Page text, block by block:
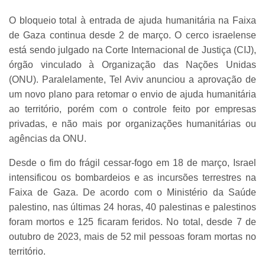
O bloqueio total à entrada de ajuda humanitária na Faixa
de Gaza continua desde 2 de março. O cerco israelense
está sendo julgado na Corte Internacional de Justiça (CIJ),
órgão vinculado à Organização das Nações Unidas
(ONU). Paralelamente, Tel Aviv anunciou a aprovação de
um novo plano para retomar o envio de ajuda humanitária
ao território, porém com o controle feito por empresas
privadas, e não mais por organizações humanitárias ou
agências da ONU.
Desde o fim do frágil cessar-fogo em 18 de março, Israel
intensificou os bombardeios e as incursões terrestres na
Faixa de Gaza. De acordo com o Ministério da Saúde
palestino, nas últimas 24 horas, 40 palestinas e palestinos
foram mortos e 125 ficaram feridos. No total, desde 7 de
outubro de 2023, mais de 52 mil pessoas foram mortas no
território.